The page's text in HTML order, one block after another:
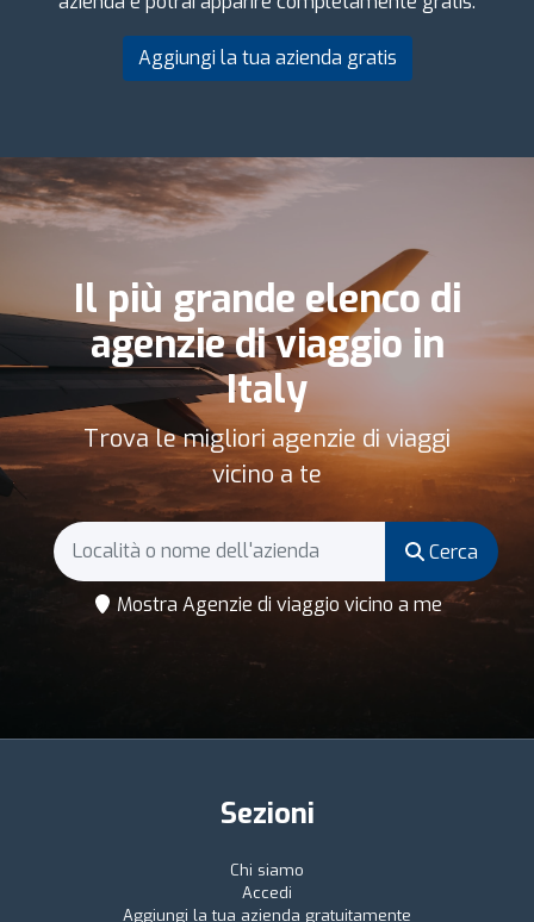
Aggiungi la tua azienda gratis
Il più grande elenco di
agenzie di viaggio in
Italy
Trova le migliori agenzie di viaggi
vicino a te
Cerca
Mostra Agenzie di viaggio vicino a me
Sezioni
Chi siamo
Accedi
Aggiungi la tua azienda gratuitamente